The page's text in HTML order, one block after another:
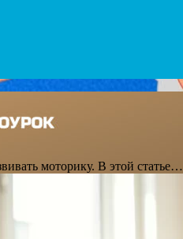
моторику. В этой статье…